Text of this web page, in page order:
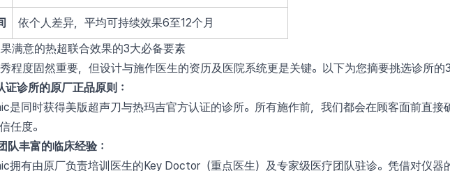
依个人差异，平均可持续效果6至12个月
满意的热超联合效果的3大必备要素
程度固然重要，但设计与施作医生的资历及医院系统更是关键。以下为您摘要挑选诊所的3
证诊所的原厂正品原则：
是同时获得美版超声刀与热玛吉官方认证的诊所。所有施作前，我们都会在顾客面前直接
任度。
队丰富的临床经验：
拥有由原厂负责培训医生的Key Doctor（重点医生）及专家级医疗团队驻诊。凭借对仪器